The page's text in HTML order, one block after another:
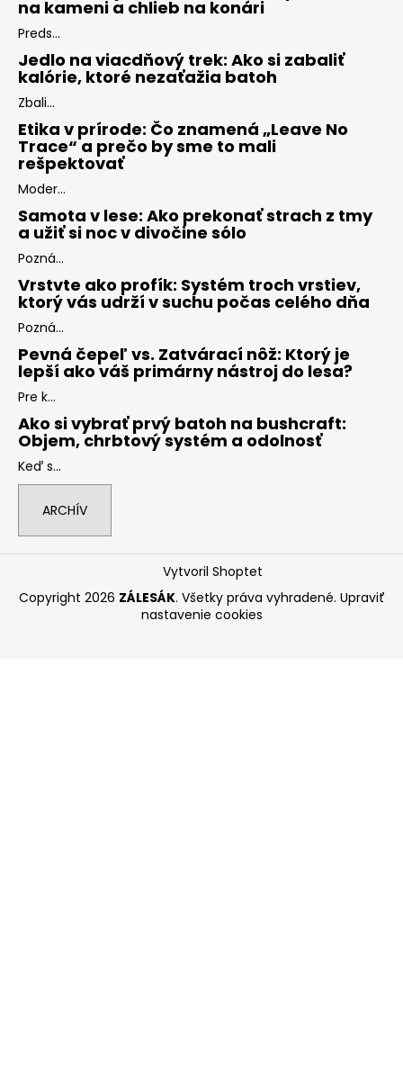
na kameni a chlieb na konári
Preds...
Jedlo na viacdňový trek: Ako si zabaliť
kalórie, ktoré nezaťažia batoh
Zbali...
Etika v prírode: Čo znamená „Leave No
Trace“ a prečo by sme to mali
rešpektovať
Moder...
Samota v lese: Ako prekonať strach z tmy
a užiť si noc v divočine sólo
Pozná...
Vrstvte ako profík: Systém troch vrstiev,
ktorý vás udrží v suchu počas celého dňa
Pozná...
Pevná čepeľ vs. Zatvárací nôž: Ktorý je
lepší ako váš primárny nástroj do lesa?
Pre k...
Ako si vybrať prvý batoh na bushcraft:
Objem, chrbtový systém a odolnosť
Keď s...
ARCHÍV
Vytvoril Shoptet
Copyright 2026 ZÁLESÁK. Všetky práva vyhradené. Upraviť
nastavenie cookies